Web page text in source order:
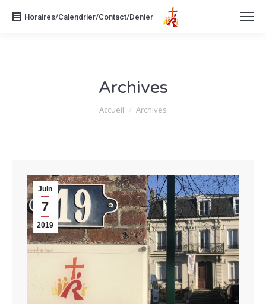
Horaires/Calendrier/Contact/Denier
Archives
Vous êtes ici :
Accueil Archives
Juin
7
2019